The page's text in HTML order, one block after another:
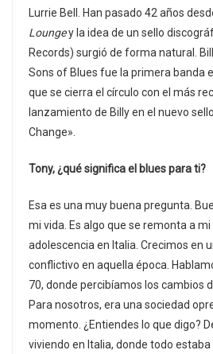
Lurrie Bell. Han pasado 42 años
Loungey la idea de un sello
Records) surgió de forma natural.
Sons of Blues fue la primera banda
que se cierra el círculo con el más
lanzamiento de Billy en el nuevo
Change».
Tony, ¿qué significa el blues para ti?
Esa es una muy buena pregunta.
mi vida. Es algo que se remonta a
adolescencia en Italia. Crecimos en
conflictivo en aquella época.
70, donde percibíamos los cambios
Para nosotros, era una sociedad
momento. ¿Entiendes lo que digo?
viviendo en Italia, donde todo estaba